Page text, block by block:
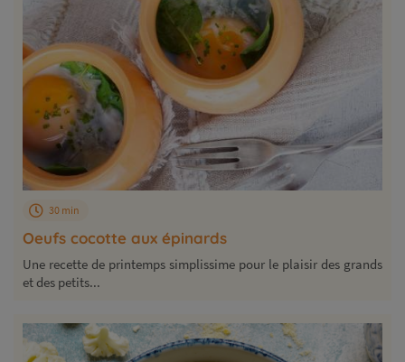
Oeufs cocotte aux épinards
30 min
Une recette de printemps simplissime pour le plaisir des grands
et des petits...